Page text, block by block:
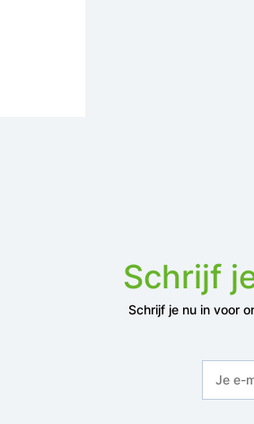
Schrijf
Schrijf je nu in voor